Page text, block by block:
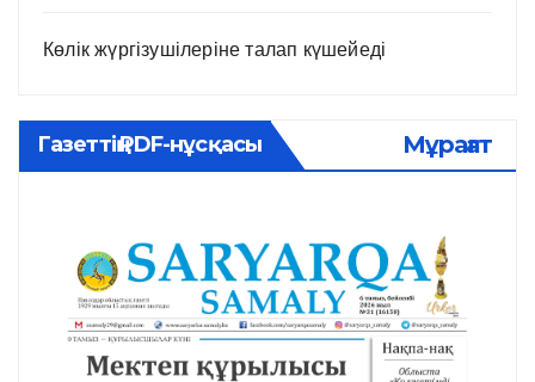
Көлік жүргізушілеріне талап күшейеді
Газеттің PDF-нұсқасы Мұрағат